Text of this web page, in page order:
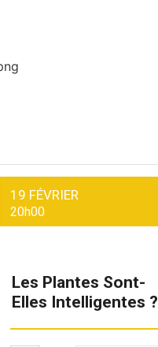
19 FÉVRIER
20h00
Les Plantes Sont-
Elles Intelligentes ?